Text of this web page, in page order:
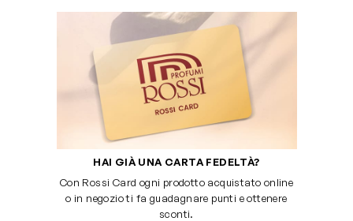
HAI GIÀ UNA CARTA FEDELTÀ?
Con Rossi Card ogni prodotto acquistato online
o in negozio ti fa guadagnare punti e ottenere
sconti.